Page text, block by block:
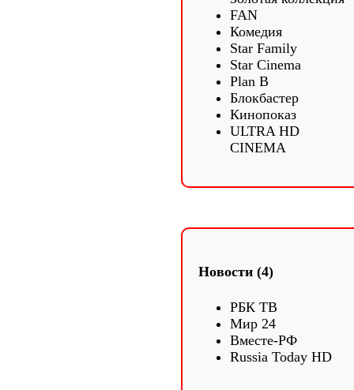
FAN
Комедия
Star Family
Star Cinema
Plan B
Блокбастер
Кинопоказ
ULTRA HD
CINEMA
Новости (4)
РБК ТВ
Мир 24
Вместе-РФ
Russia Today HD